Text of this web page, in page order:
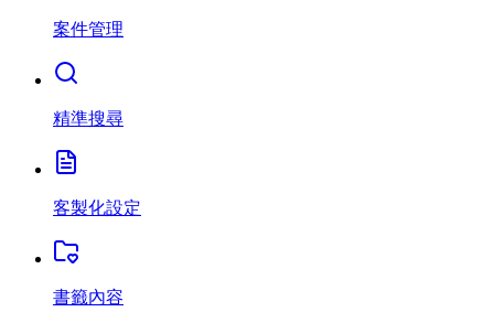
案件管理
精準搜尋
客製化設定
書籤內容